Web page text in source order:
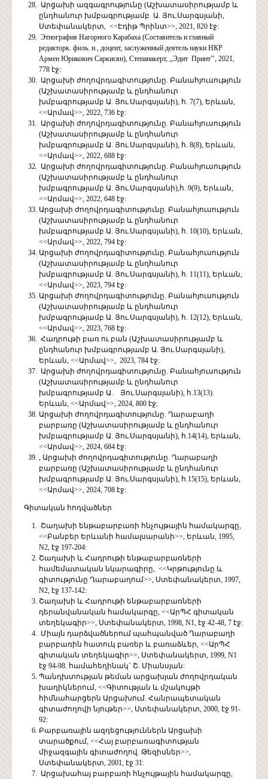
Արցախի ազգագրությունը (Աշխատասիրությամբ և
ընդհանուր խմբագրությամբ Ա. Յու.Սարգսյանի,
Ստեփանակերտ, <<Էդիթ Պրինտ>>, 2021, 820 էջ:
Этнография Нагорного Карабаха (Составитель и главный
редакторк. филь. н., доцент, заслуженный деятель науки НКР
Армен Юрикович Саркисян), Степанакерт, ,,Эдит Принт’’, 2021,
778 էջ:
Արցախի ժողովրդագիտությունը. Բանահյուսություն
(Աշխատասիրությամբ և ընդհանուր
խմբագրությամբ Ա. Յու.Սարգսյանի), հ. 7(7), Երևան,
<<Արմավ>>, 2022, 736 էջ:
Արցախի ժողովրդագիտությունը. Բանահյուսություն
(Աշխատասիրությամբ և ընդհանուր
խմբագրությամբ Ա. Յու.Սարգսյանի), հ. 8(8), Երևան,
<<Արմավ>>, 2022, 688 էջ:
Արցախի ժողովրդագիտությունը. Բանահյուսություն
(Աշխատասիրությամբ և ընդհանուր
խմբագրությամբ Ա. Յու.Սարգսյանի),հ. 9(9), Երևան,
<<Արմավ>>, 2022, 648 էջ:
Արցախի ժողովրդագիտությունը. Բանահյուսություն
(Աշխատասիրությամբ և ընդհանուր
խմբագրությամբ Ա. Յու.Սարգսյանի), հ. 10(10), Երևան,
<<Արմավ>>, 2022, 794 էջ:
Արցախի ժողովրդագիտությունը. Բանահյուսություն
(Աշխատասիրությամբ և ընդհանուր
խմբագրությամբ Ա. Յու.Սարգսյանի), հ. 11(11), Երևան,
<<Արմավ>>, 2023, 794 էջ:
Արցախի ժողովրդագիտությունը. Բանահյուսություն
(Աշխատասիրությամբ և ընդհանուր
խմբագրությամբ Ա. Յու.Սարգսյանի), հ. 12(12), Երևան,
<<Արմավ>>, 2023, 768 էջ:
Հադրութի բառ ու բան (Աշխատասիրությամբ և
ընդհանուր խմբագրությամբ Ա. Յու.Սարգսյանի),
Երևան, <<Արմավ>>, 2023, 784 էջ:
Արցախի ժողովրդագիտությունը. Բանահյուսություն
(Աշխատասիրությամբ և ընդհանուր
խմբագրությամբ Ա. Յու.Սարգսյանի), հ.13(13).
Երևան, <<Արմավ>>, 2024, 800 էջ:
Արցախի ժողովրդագիտությունը. Ղարաբաղի
բարբառը (Աշխատասիրությամբ և ընդհանուր
խմբագրությամբ Ա. Յու.Սարգսյանի), հ.14(14), Երևան,
<<Արմավ>>, 2024, 684 էջ:
, Արցախի ժողովրդագիտությունը. Ղարաբաղի
բարբառը (Աշխատասիրությամբ և ընդհանուր
խմբագրությամբ Ա. Յու.Սարգսյանի), հ.15(15), Երևան,
<<Արմավ>>, 2024, 708 էջ:
Գիտական հոդվածներ
Շաղախի ենթաբարբառի հնչույթային համակարգը,
<<Բանբեր Երևանի համալսարանի>>, Երևան, 1995,
N2, էջ 197-204:
Շաղախի և Հադրութի ենթաբարբառների
համեմատական նկարագիրը, <<Կրթությունը և
գիտությունը Ղարաբաղում>>, Ստեփանակերտ, 1997,
N2, էջ 137-142:
Շաղախի և Հադրութի ենթաբարբառների
դերանվանական համակարգը, <<ԱրՊՀ գիտական
տեղեկագիր>>, Ստեփանակերտ, 1998, N1, էջ 42-48, 7 էջ:
Միայն դարձվածներում պահպանված Ղարաբաղի
բարբառին հատուկ բառեր և բառաձևեր, <<ԱրՊՀ
գիտական տեղեկագիր>>, Ստեփանակերտ, 1999, N1
էջ 94-98. համահեղինակ` Շ. Միանսյան:
Պանդխտության թեման արցախյան ժողովրդական
խաղիկներում, <<Գիտության և մշակույթի
հիմնահարցերն Արցախում. Հանրապետական
գիտաժողովի նյութեր>>, Ստեփանակերտ, 2000, էջ 91-
92:
Բարբառային ազդեցություններն Արցախի
տարածքում, <<Հայ բարբառագիտության
միջազգային գիտաժողով. Թեզիսներ>>,
Ստեփանակերտ, 2001, էջ 31:
Արցախահայ բարբառի հնչույթային համակարգը,